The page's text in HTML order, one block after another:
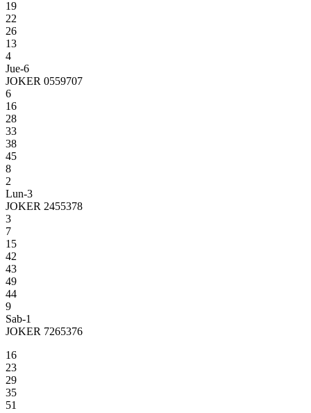
19
22
26
13
4
Jue-6
JOKER 0559707
6
16
28
33
38
45
8
2
Lun-3
JOKER 2455378
3
7
15
42
43
49
44
9
Sab-1
JOKER 7265376
16
23
29
35
51